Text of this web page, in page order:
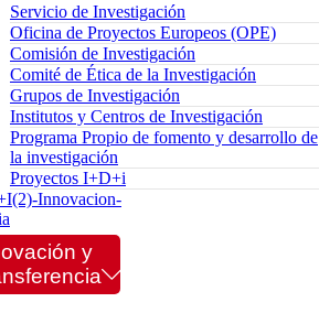
Servicio de Investigación
Oficina de Proyectos Europeos (OPE)
Comisión de Investigación
Comité de Ética de la Investigación
Grupos de Investigación
Institutos y Centros de Investigación
Programa Propio de fomento y desarrollo de
la investigación
Proyectos I+D+i
Innovacion-
y